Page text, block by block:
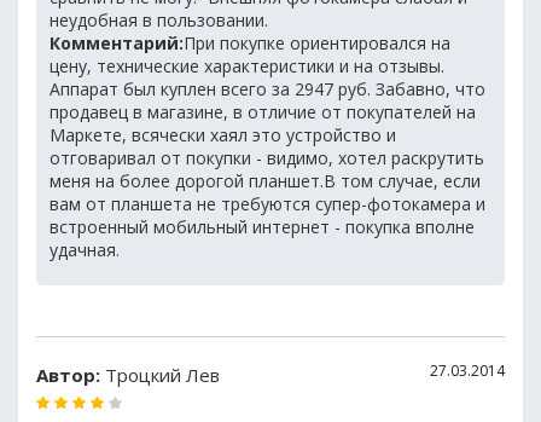
неудобная в пользовании.
Комментарий:При покупке ориентировался на
цену, технические характеристики и на отзывы.
Аппарат был куплен всего за 2947 руб. Забавно, что
продавец в магазине, в отличие от покупателей на
Маркете, всячески хаял это устройство и
отговаривал от покупки - видимо, хотел раскрутить
меня на более дорогой планшет.В том случае, если
вам от планшета не требуются супер-фотокамера и
встроенный мобильный интернет - покупка вполне
удачная.
Автор: Троцкий Лев 27.03.2014